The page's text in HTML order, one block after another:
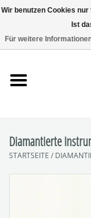
Polieren
Diamantierte
STARTSEITE /
Wir benutzen Cookies
Ist
Für weitere